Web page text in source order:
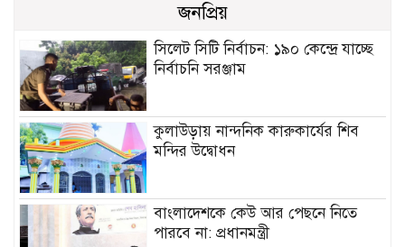
জনপ্রিয়
সিলেট সিটি নির্বাচন: ১৯০ কেন্দ্রে যাচ্ছে
নির্বাচনি সরঞ্জাম
কুলাউড়ায় নান্দনিক কারুকার্যের শিব
মন্দির উদ্বোধন
বাংলাদেশকে কেউ আর পেছনে নিতে
পারবে না: প্রধানমন্ত্রী